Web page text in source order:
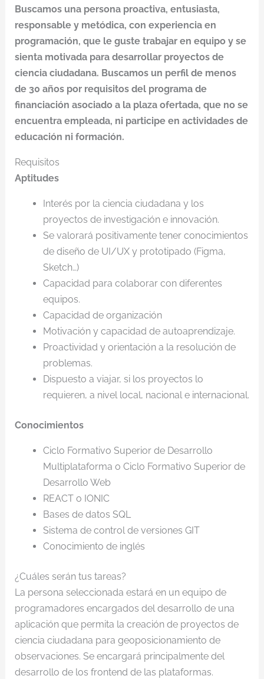
Buscamos una persona proactiva, entusiasta,
responsable y metódica, con experiencia en
programación, que le guste trabajar en equipo y se
sienta motivada para desarrollar proyectos de
ciencia ciudadana. Buscamos un perfil de menos
de 30 años por requisitos del programa de
financiación asociado a la plaza ofertada, que no se
encuentra empleada, ni participe en actividades de
educación ni formación.
Requisitos
Aptitudes
Interés por la ciencia ciudadana y los
proyectos de investigación e innovación.
Se valorará positivamente tener conocimientos
de diseño de UI/UX y prototipado (Figma,
Sketch…)
Capacidad para colaborar con diferentes
equipos.
Capacidad de organización
Motivación y capacidad de autoaprendizaje.
Proactividad y orientación a la resolución de
problemas.
Dispuesto a viajar, si los proyectos lo
requieren, a nivel local, nacional e internacional.
Conocimientos
Ciclo Formativo Superior de Desarrollo
Multiplataforma o Ciclo Formativo Superior de
Desarrollo Web
REACT o IONIC
Bases de datos SQL
Sistema de control de versiones GIT
Conocimiento de inglés
¿Cuáles serán tus tareas?
La persona seleccionada estará en un equipo de
programadores encargados del desarrollo de una
aplicación que permita la creación de proyectos de
ciencia ciudadana para geoposicionamiento de
observaciones. Se encargará principalmente del
desarrollo de los frontend de las plataformas.